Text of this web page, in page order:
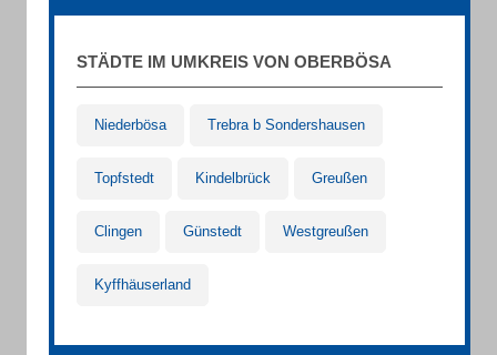
STÄDTE IM UMKREIS VON OBERBÖSA
Niederbösa Trebra b Sondershausen
Topfstedt Kindelbrück Greußen
Clingen Günstedt Westgreußen
Kyffhäuserland